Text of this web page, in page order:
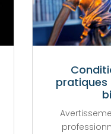
pratiques